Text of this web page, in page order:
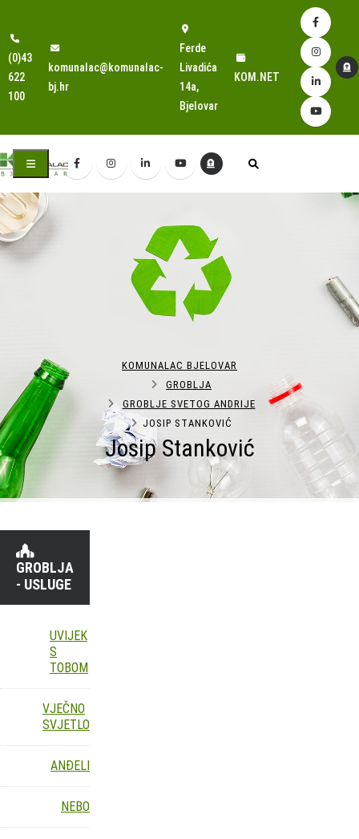
(0)43
622
100
komunalac@komunalac-
bj.hr
Ferde
Livadića
14a,
Bjelovar
KOM.NET
Josip Stanković
KOMUNALAC BJELOVAR
GROBLJA
GROBLJE SVETOG ANDRIJE
JOSIP STANKOVIĆ
GROBLJA
- USLUGE
UVIJEK
S
TOBOM
VJEČNO
SVJETLO
ANĐELI
NEBO